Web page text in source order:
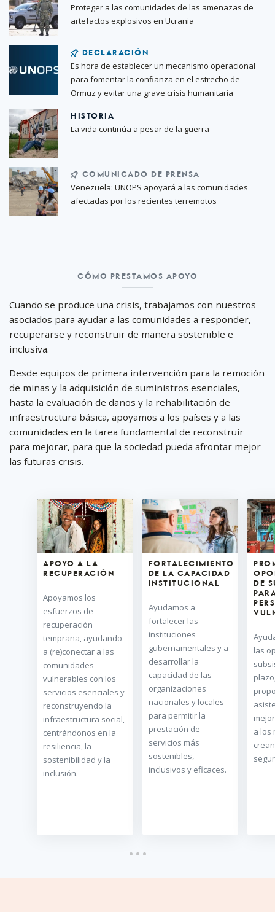
Proteger a las comunidades de las amenazas de
artefactos explosivos en Ucrania
DECLARACIÓN
Es hora de establecer un mecanismo operacional
para fomentar la confianza en el estrecho de
Ormuz y evitar una grave crisis humanitaria
HISTORIA
La vida continúa a pesar de la guerra
COMUNICADO DE PRENSA
Venezuela: UNOPS apoyará a las comunidades
afectadas por los recientes terremotos
apoyo
CÓMO PRESTAMOS APOYO
Cuando se produce una crisis, trabajamos con nuestros
asociados para ayudar a las comunidades a responder,
recuperarse y reconstruir de manera sostenible e
inclusiva.
Desde equipos de primera intervención para la remoción
de minas y la adquisición de suministros esenciales,
hasta la evaluación de daños y la rehabilitación de
infraestructura básica, apoyamos a los países y a las
comunidades en la tarea fundamental de reconstruir
para mejorar, para que la sociedad pueda afrontar mejor
las futuras crisis.
APOYO A LA
RECUPERACIÓN
Apoyamos los
esfuerzos de
recuperación
temprana, ayudando
a (re)conectar a las
comunidades
vulnerables con los
servicios esenciales y
reconstruyendo la
infraestructura social,
centrándonos en la
resiliencia, la
sostenibilidad y la
inclusión.
FORTALECIMIENTO
DE LA CAPACIDAD
INSTITUCIONAL
Ayudamos a
fortalecer las
instituciones
gubernamentales y a
desarrollar la
capacidad de las
organizaciones
nacionales y locales
para permitir la
prestación de
servicios más
sostenibles,
inclusivos y eficaces.
DE
las
a los